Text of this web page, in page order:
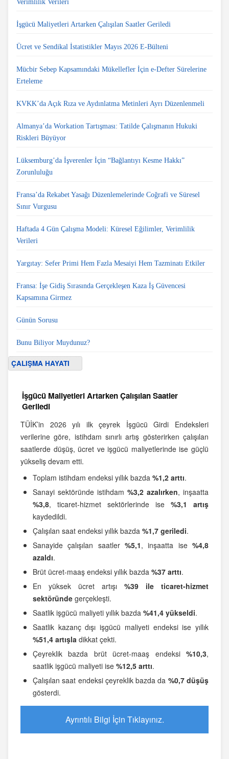
Verimlilik Verileri
İşgücü Maliyetleri Artarken Çalışılan Saatler Geriledi
Ücret ve Sendikal İstatistikler Mayıs 2026 E-Bülteni
Mücbir Sebep Kapsamındaki Mükellefler İçin e-Defter Sürelerine
Erteleme
KVKK’da Açık Rıza ve Aydınlatma Metinleri Ayrı Düzenlenmeli
Almanya’da Workation Tartışması: Tatilde Çalışmanın Hukuki
Riskleri Büyüyor
Lüksemburg’da İşverenler İçin “Bağlantıyı Kesme Hakkı”
Zorunluluğu
Fransa’da Rekabet Yasağı Düzenlemelerinde Coğrafi ve Süresel
Sınır Vurgusu
Haftada 4 Gün Çalışma Modeli: Küresel Eğilimler, Verimlilik
Verileri
Yargıtay: Sefer Primi Hem Fazla Mesaiyi Hem Tazminatı Etkiler
Fransa: İşe Gidiş Sırasında Gerçekleşen Kaza İş Güvencesi
Kapsamına Girmez
Günün Sorusu
Bunu Biliyor Muydunuz?
ÇALIŞMA HAYATI
İşgücü Maliyetleri Artarken Çalışılan Saatler
Geriledi
TÜİK’in 2026 yılı ilk çeyrek İşgücü Girdi Endeksleri
verilerine göre, istihdam sınırlı artış gösterirken çalışılan
saatlerde düşüş, ücret ve işgücü maliyetlerinde ise güçlü
yükseliş devam etti.
Toplam istihdam endeksi yıllık bazda %1,2 arttı.
Sanayi sektöründe istihdam %3,2 azalırken, inşaatta
%3,8, ticaret-hizmet sektörlerinde ise %3,1 artış
kaydedildi.
Çalışılan saat endeksi yıllık bazda %1,7 geriledi.
Sanayide çalışılan saatler %5,1, inşaatta ise %4,8
azaldı.
Brüt ücret-maaş endeksi yıllık bazda %37 arttı.
En yüksek ücret artışı %39 ile ticaret-hizmet
sektöründe gerçekleşti.
Saatlik işgücü maliyeti yıllık bazda %41,4 yükseldi.
Saatlik kazanç dışı işgücü maliyeti endeksi ise yıllık
%51,4 artışla dikkat çekti.
Çeyreklik bazda brüt ücret-maaş endeksi %10,3,
saatlik işgücü maliyeti ise %12,5 arttı.
Çalışılan saat endeksi çeyreklik bazda da %0,7 düşüş
gösterdi.
Ayrıntılı Bilgi İçin Tıklayınız.